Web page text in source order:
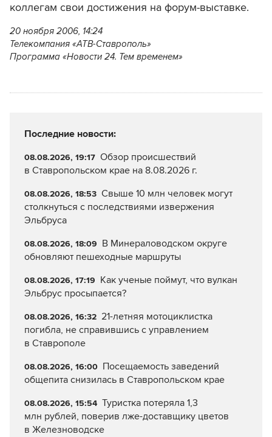
коллегам свои достижения на форум-выставке.
20 ноября 2006, 14:24
Телекомпания «АТВ-Ставрополь»
Программа «Новости 24. Тем временем»
Последние новости:
08.08.2026, 19:17 Обзор происшествий
в Ставропольском крае на 8.08.2026 г.
08.08.2026, 18:53 Свыше 10 млн человек могут
столкнуться с последствиями извержения
Эльбруса
08.08.2026, 18:09 В Минераловодском округе
обновляют пешеходные маршруты
08.08.2026, 17:19 Как ученые поймут, что вулкан
Эльбрус просыпается?
08.08.2026, 16:32 21-летняя мотоциклистка
погибла, не справившись с управлением
в Ставрополе
08.08.2026, 16:00 Посещаемость заведений
общепита снизилась в Ставропольском крае
08.08.2026, 15:54 Туристка потеряла 1,3
млн рублей, поверив лже-доставщику цветов
в Железноводске